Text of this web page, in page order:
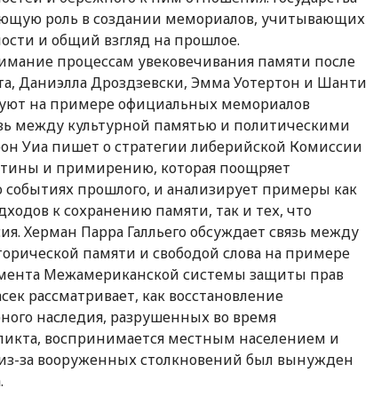
роль в создании мемориалов, учитывающих
и общий взгляд на прошлое.
процессам увековечивания памяти после
Даниэлла Дроздзевски, Эмма Уотертон и Шанти
на примере официальных мемориалов
между культурной памятью и политическими
Уиа пишет о стратегии либерийской Комиссии
и примирению, которая поощряет
прошлого, и анализирует примеры как
к сохранению памяти, так и тех, что
Херман Парра Галльего обсуждает связь между
памяти и свободой слова на примере
Межамериканской системы защиты прав
рассматривает, как восстановление
наследия, разрушенных во время
воспринимается местным населением и
за вооруженных столкновений был вынужден